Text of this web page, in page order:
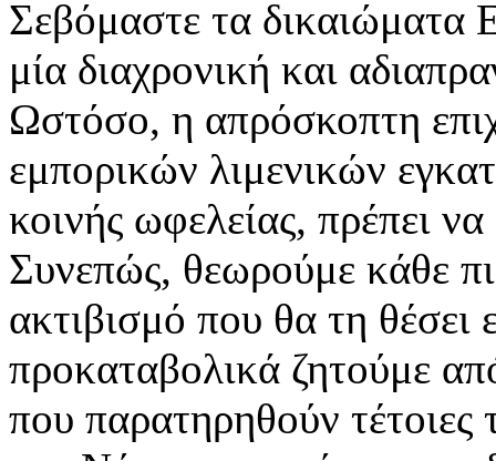
Σεβόμαστε τα δικαιώματα
μία διαχρονική και
Ωστόσο, η απρόσκοπτη
εμπορικών λιμενικών
κοινής ωφελείας, πρέπει
Συνεπώς, θεωρούμε κάθε
ακτιβισμό που θα τη θέσει
προκαταβολικά ζητούμε
που παρατηρηθούν τέτοιες